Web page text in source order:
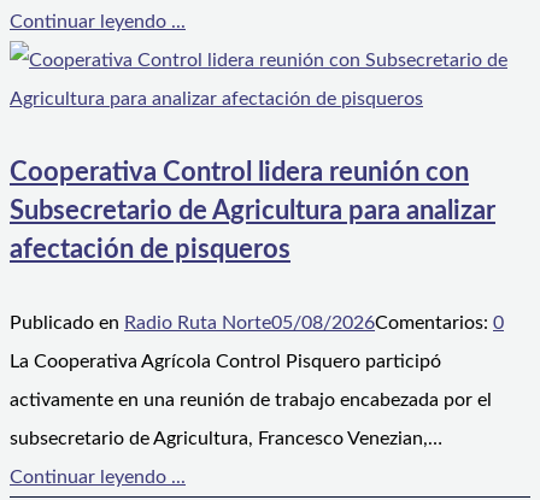
Continuar leyendo ...
Cooperativa Control lidera reunión con
Subsecretario de Agricultura para analizar
afectación de pisqueros
Publicado en Radio Ruta Norte05/08/2026Comentarios: 0
La Cooperativa Agrícola Control Pisquero participó
activamente en una reunión de trabajo encabezada por el
subsecretario de Agricultura, Francesco Venezian,…
Continuar leyendo ...